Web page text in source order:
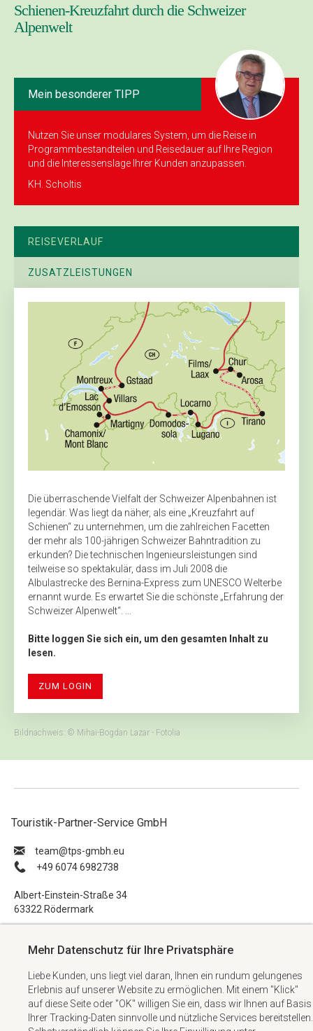
Schienen-Kreuzfahrt durch die Schweizer
Alpenwelt
Mein besonderer TIPP
Nutzen Sie unser modulares System, um die Reise in
Programmbestandteilen und Reisedauer auf Ihre Region
und die Interessenslage Ihrer Kunden anzupassen.
KH. Scholtis
REISEVERLAUF
ZUSATZLEISTUNGEN
Die überraschende Vielfalt der Schweizer Alpenbahnen ist
legendär. Was liegt da näher, als eine „Kreuzfahrt auf
Schienen“ zu unternehmen, um die zahlreichen Facetten
der mehr als 100-jährigen Schweizer Bahntradition zu
erkunden? Die technischen Ingenieursleistungen sind
teilweise so spektakulär, dass im Juli 2008 die
Albulastrecke des Bernina-Express zum UNESCO Welterbe
ernannt wurde. Es erwartet Sie die schönste „Erfahrung der
Schweizer Alpenwelt“. ...
Bitte loggen Sie sich ein, um den gesamten Inhalt zu
lesen.
ZUM LOGIN
Bildnachweis: © Mihai-Bogdan Lazar - Fotolia
Touristik-Partner-Service GmbH
ue.hbmg-spt@maet
+49 6074 6982738
Albert-Einstein-Straße 34
63322 Rödermark
Impressum
AGB
Kontakt
Mehr Datenschutz für Ihre Privatsphäre
Liebe Kunden, uns liegt viel daran, Ihnen ein rundum gelungenes
Erlebnis auf unserer Website zu ermöglichen. Mit einem "Klick"
auf diese Seite oder "OK" willigen Sie ein, dass wir Ihnen auf Basis
Ihrer Tracking-Daten sinnvolle und nützliche Services bereitstellen.